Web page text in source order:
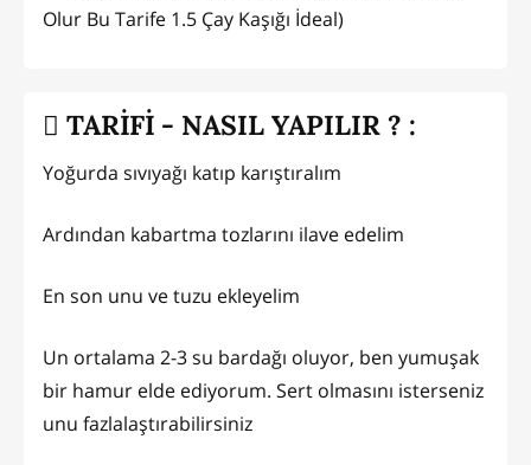
Olur Bu Tarife 1.5 Çay Kaşığı İdeal)
TARİFİ - NASIL YAPILIR ? :
Yoğurda sıvıyağı katıp karıştıralım
Ardından kabartma tozlarını ilave edelim
En son unu ve tuzu ekleyelim
Un ortalama 2-3 su bardağı oluyor, ben yumuşak
bir hamur elde ediyorum. Sert olmasını isterseniz
unu fazlalaştırabilirsiniz